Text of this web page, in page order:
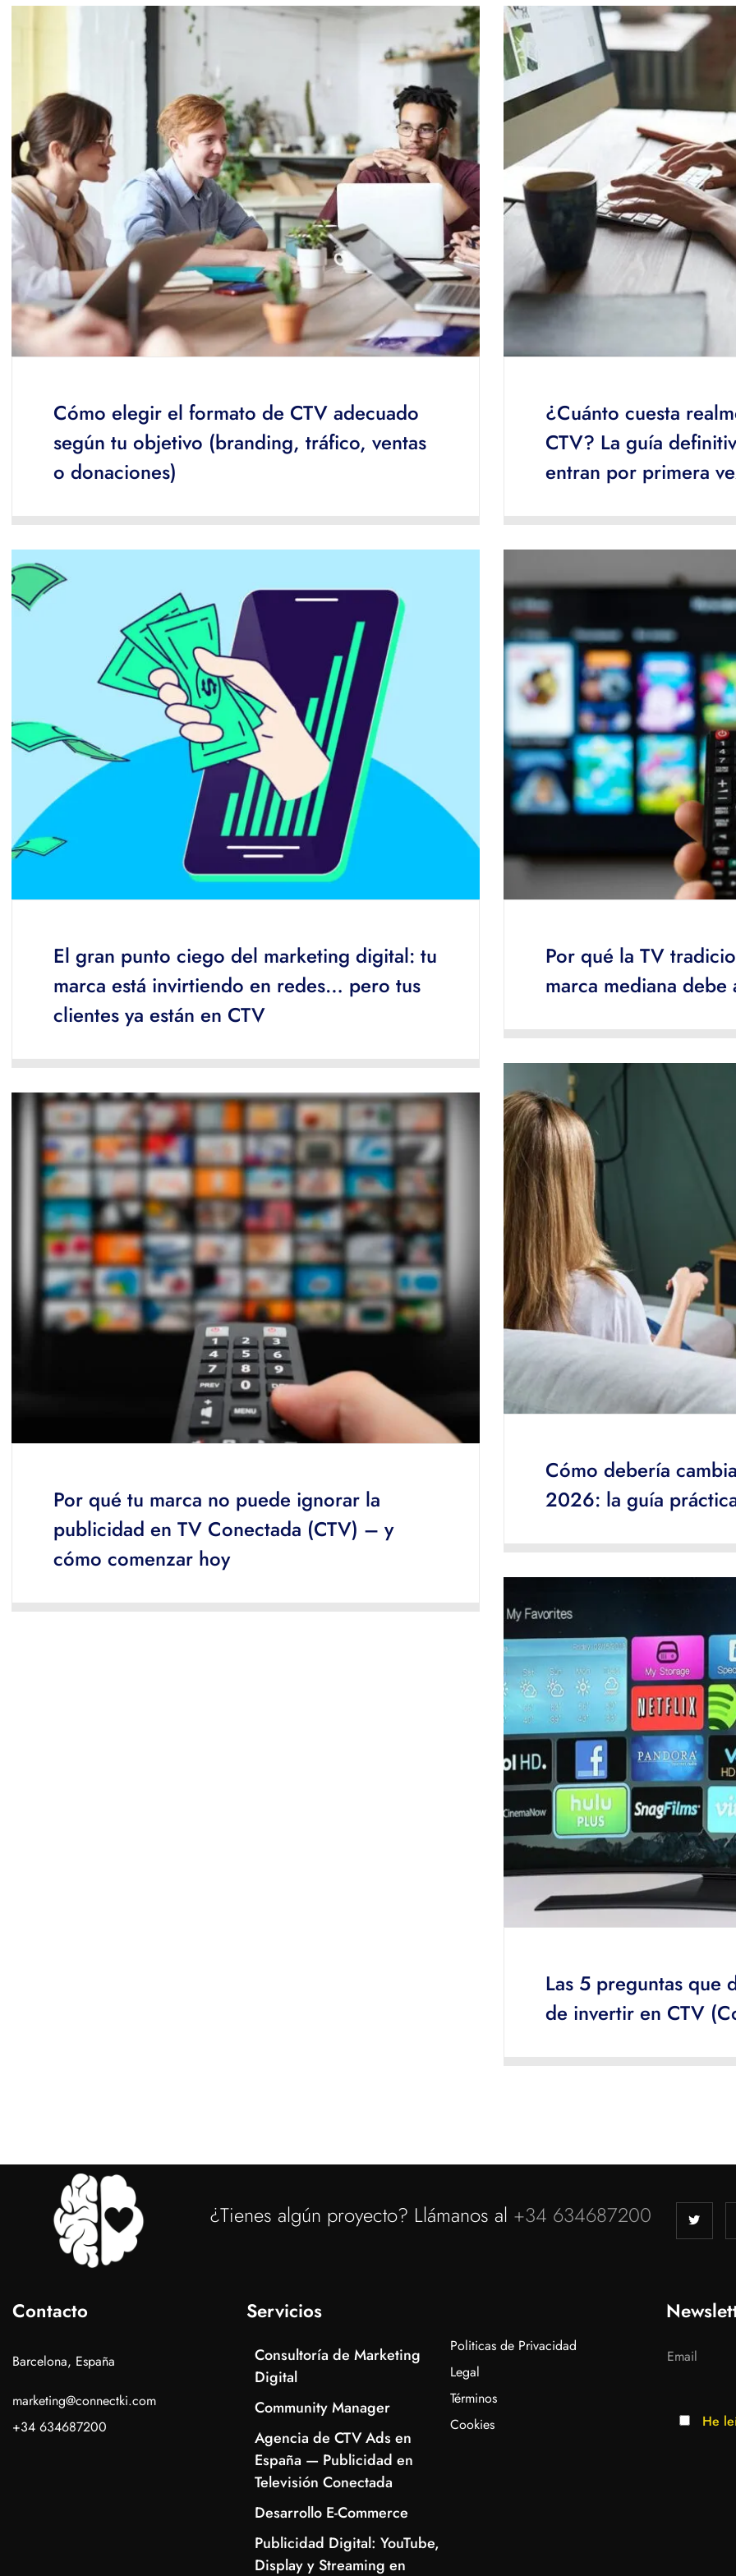
Cómo elegir el formato de CTV adecuado
según tu objetivo (branding, tráfico, ventas
o donaciones)
¿Cuánto cuesta
CTV? La guía
entran por primera
El gran punto ciego del marketing digital: tu
marca está invirtiendo en redes… pero tus
clientes ya están en CTV
Por qué la TV
marca mediana
Cómo debería
2026: la guía
Por qué tu marca no puede ignorar la
publicidad en TV Conectada (CTV) – y
cómo comenzar hoy
Las 5 preguntas que
de invertir en CTV
¿Tienes algún proyecto? Llámanos al +34 634687200
Contacto
Barcelona, España
marketing@connectki.com
+34 634687200
Servicios
Consultoría de Marketing
Digital
Community Manager
Agencia de CTV Ads en
España — Publicidad en
Televisión Conectada
Desarrollo E-Commerce
Publicidad Digital: YouTube,
Display y Streaming en
Politicas de Privacidad
Legal
Términos
Cookies
He